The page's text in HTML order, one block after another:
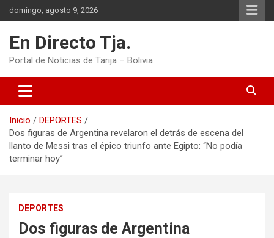
Saltar
al
domingo, agosto 9, 2026
En Directo Tja.
Portal de Noticias de Tarija – Bolivia
Inicio
DEPORTES
Dos figuras de Argentina revelaron el detrás de escena del
llanto de Messi tras el épico triunfo ante Egipto: “No podía
terminar hoy”
DEPORTES
Dos figuras de Argentina